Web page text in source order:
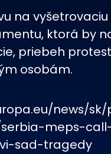
na vyšetrovaciu
ktorá by
priebeh
osobám.
news/
serbia-meps-
sad-tragedy